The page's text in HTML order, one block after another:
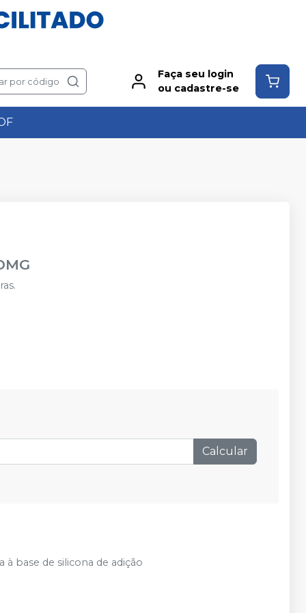
por código
Faça seu login
ou cadastre-se
Calcular
base de silicona de adição